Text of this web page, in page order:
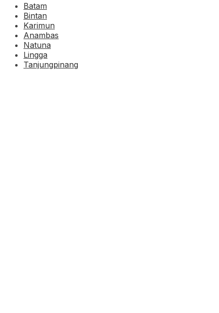
Batam
Bintan
Karimun
Anambas
Natuna
Lingga
Tanjungpinang